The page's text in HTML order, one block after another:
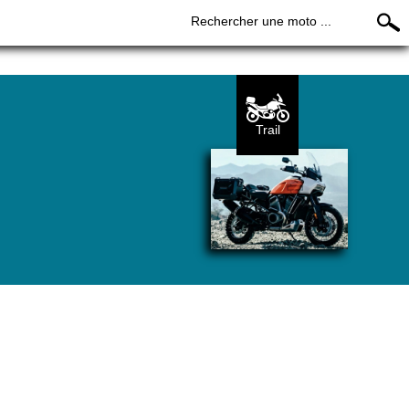
Rechercher une moto ...
Trail